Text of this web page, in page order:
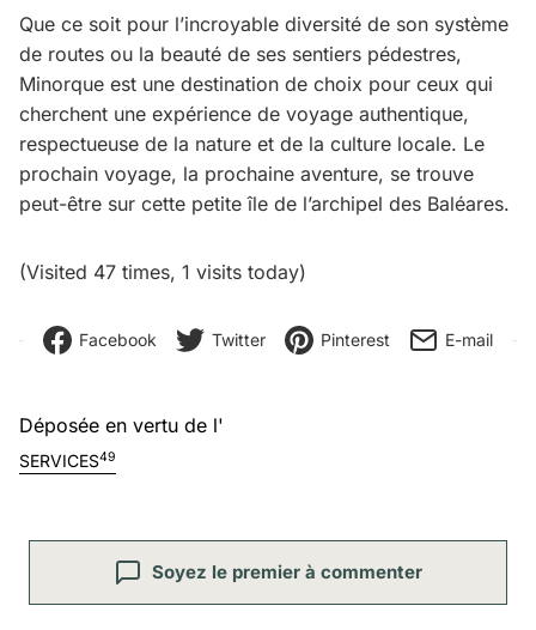
Que ce soit pour l’incroyable diversité de son système
de routes ou la beauté de ses sentiers pédestres,
Minorque est une destination de choix pour ceux qui
cherchent une expérience de voyage authentique,
respectueuse de la nature et de la culture locale. Le
prochain voyage, la prochaine aventure, se trouve
peut-être sur cette petite île de l’archipel des Baléares.
(Visited 47 times, 1 visits today)
Facebook Twitter Pinterest E-mail
Déposée en vertu de l'
SERVICES49
Soyez le premier à commenter